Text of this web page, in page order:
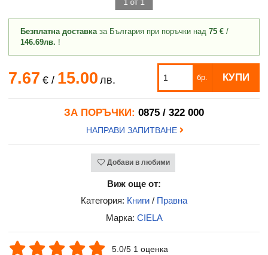
1 от 1
Безплатна доставказа България при поръчки над 75 € /
146.69лв. !
7.67 €/ 15.00 лв. бр. КУПИ
ЗА ПОРЪЧКИ: 0875 / 322 000
НАПРАВИ ЗАПИТВАНЕ
Добави в любими
Виж още от:
Категория: Книги / Правна
Марка: CIELA
5.0/5 1 оценка